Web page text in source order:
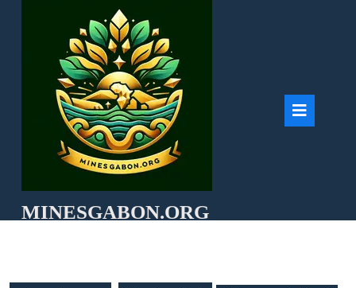
MINESGABON.ORG